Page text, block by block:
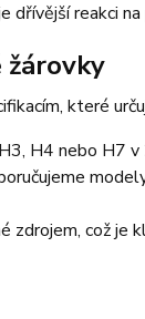
reakci
které
H4 nebo H7
což je